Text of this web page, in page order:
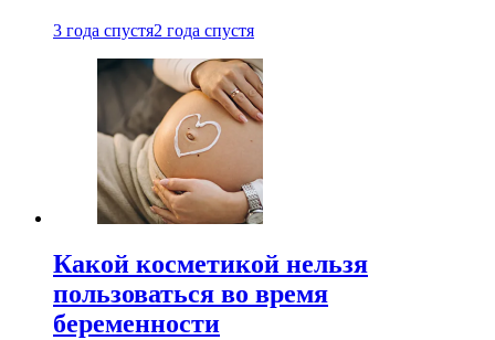
3 года спустя2 года спустя
Какой косметикой нельзя
пользоваться во время
беременности